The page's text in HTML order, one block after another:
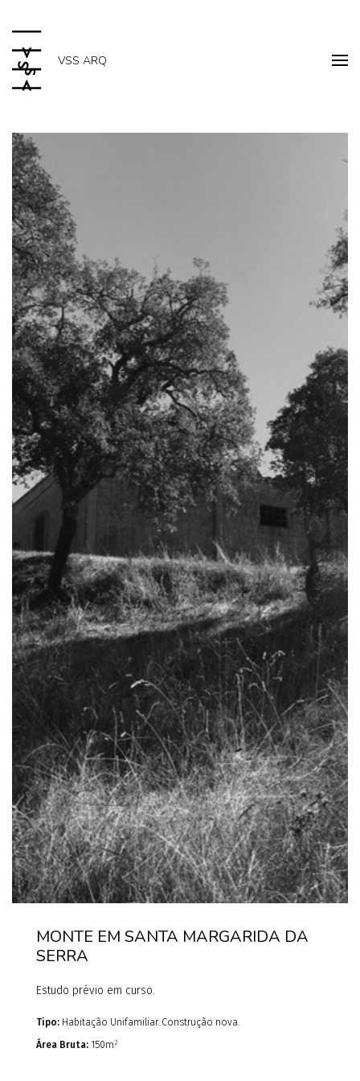
VSS ARQ
MONTE EM SANTA MARGARIDA DA
SERRA
Estudo prévio em curso.
Tipo: Habitação Unifamiliar. Construção nova.
Área Bruta: 150m 2